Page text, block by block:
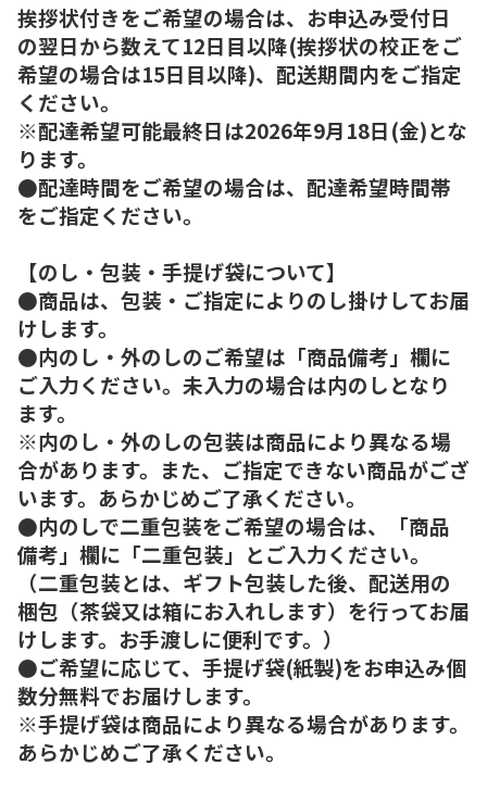
挨拶状付きをご希望の場合は、お申込み受付日
の翌日から数えて12日目以降(挨拶状の校正をご
希望の場合は15日目以降)、配送期間内をご指定
ください。
※配達希望可能最終日は2026年9月18日(金)とな
ります。
●配達時間をご希望の場合は、配達希望時間帯
をご指定ください。
【のし・包装・手提げ袋について】
●商品は、包装・ご指定によりのし掛けしてお届
けします。
●内のし・外のしのご希望は「商品備考」欄に
ご入力ください。未入力の場合は内のしとなり
ます。
※内のし・外のしの包装は商品により異なる場
合があります。また、ご指定できない商品がござ
います。あらかじめご了承ください。
●内のしで二重包装をご希望の場合は、「商品
備考」欄に「二重包装」とご入力ください。
（二重包装とは、ギフト包装した後、配送用の
梱包（茶袋又は箱にお入れします）を行ってお届
けします。お手渡しに便利です。）
●ご希望に応じて、手提げ袋(紙製)をお申込み個
数分無料でお届けします。
※手提げ袋は商品により異なる場合があります。
あらかじめご了承ください。